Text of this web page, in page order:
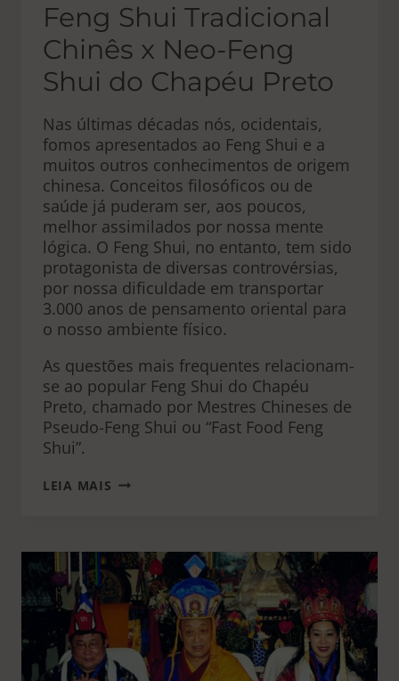
Feng Shui Tradicional
Chinês x Neo-Feng
Shui do Chapéu Preto
Nas últimas décadas nós, ocidentais,
fomos apresentados ao Feng Shui e a
muitos outros conhecimentos de origem
chinesa. Conceitos filosóficos ou de
saúde já puderam ser, aos poucos,
melhor assimilados por nossa mente
lógica. O Feng Shui, no entanto, tem sido
protagonista de diversas controvérsias,
por nossa dificuldade em transportar
3.000 anos de pensamento oriental para
o nosso ambiente físico.
As questões mais frequentes relacionam-
se ao popular Feng Shui do Chapéu
Preto, chamado por Mestres Chineses de
Pseudo-Feng Shui ou “Fast Food Feng
Shui”.
LEIA MAIS FENG
NEO-
FENG
SHUI
DO
CHAPÉU
PRETO